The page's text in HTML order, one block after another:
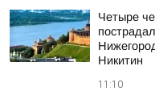
Четыре
Никитин
11:10